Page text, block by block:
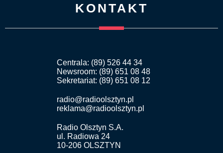
KONTAKT
Centrala: (89) 526 44 34
Newsroom: (89) 651 08 48
Sekretariat: (89) 651 08 12
radio@radioolsztyn.pl
reklama@radioolsztyn.pl
Radio Olsztyn S.A.
ul. Radiowa 24
10-206 OLSZTYN